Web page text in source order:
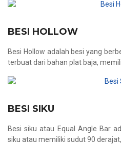
BESI HOLLOW
Besi Hollow adalah besi yang
terbuat dari bahan plat baja,
BESI SIKU
Besi siku atau Equal Angle Bar
siku atau memiliki sudut 90 derajat,